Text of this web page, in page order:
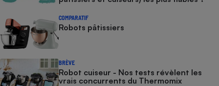
COMPARATIF
Robots pâtissiers
BRÈVE
Robot cuiseur - Nos tests révèlent les
vrais concurrents du Thermomix